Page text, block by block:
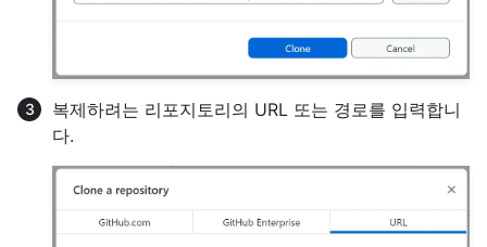
복제하려는 리포지토리의 URL 또는 경로를 입력합니
다.